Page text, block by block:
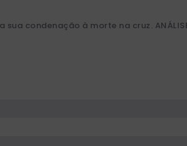
condenação à morte na cruz.